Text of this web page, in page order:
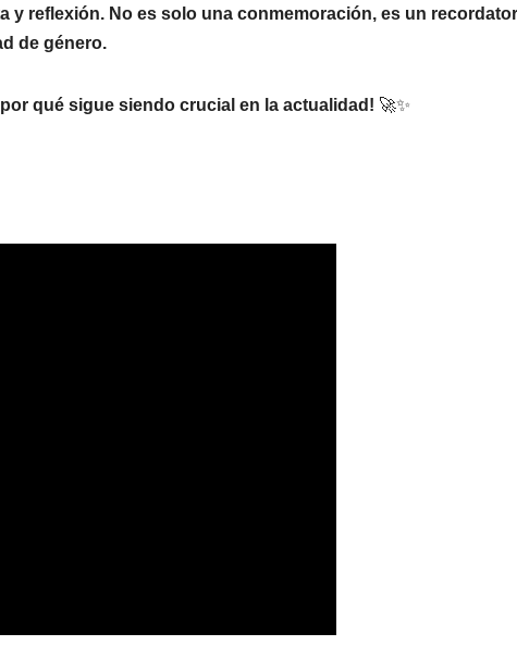
y reflexión. No es solo una conmemoración, es un
de género.
qué sigue siendo crucial en la actualidad! 🚀✨